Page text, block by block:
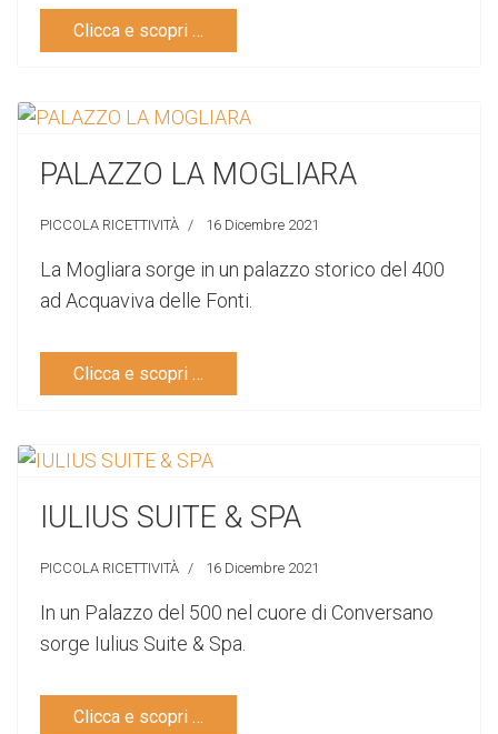
Clicca e scopri …
PALAZZO LA MOGLIARA
PICCOLA RICETTIVITÀ 16 Dicembre 2021
La Mogliara sorge in un palazzo storico del 400
ad Acquaviva delle Fonti.
Clicca e scopri …
IULIUS SUITE & SPA
PICCOLA RICETTIVITÀ 16 Dicembre 2021
In un Palazzo del 500 nel cuore di Conversano
sorge Iulius Suite & Spa.
Clicca e scopri …